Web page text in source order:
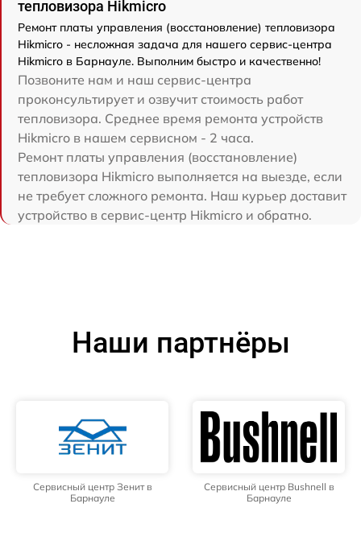
тепловизора Hikmicro
Ремонт платы управления (восстановление) тепловизора
Hikmicro - несложная задача для нашего сервис-центра
Hikmicro в Барнауле. Выполним быстро и качественно!
Позвоните нам и наш сервис-центра
проконсультирует и озвучит стоимость работ
тепловизора. Среднее время ремонта устройств
Hikmicro в нашем сервисном - 2 часа.
Ремонт платы управления (восстановление)
тепловизора Hikmicro выполняется на выезде, если
не требует сложного ремонта. Наш курьер доставит
устройство в сервис-центр Hikmicro и обратно.
Наши партнёры
Сервисный центр Зенит в
Барнауле
Сервисный центр Bushnell в
Барнауле